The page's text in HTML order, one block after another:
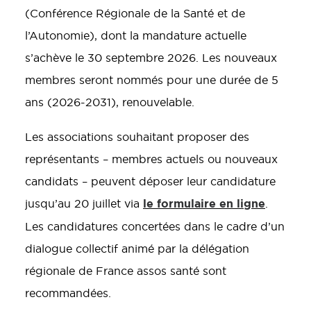
(Conférence Régionale de la Santé et de
l’Autonomie), dont la mandature actuelle
s’achève le 30 septembre 2026. Les nouveaux
membres seront nommés pour une durée de 5
ans (2026-2031), renouvelable.
Les associations souhaitant proposer des
représentants – membres actuels ou nouveaux
candidats – peuvent déposer leur candidature
jusqu’au 20 juillet via le formulaire en ligne
Les candidatures concertées dans le cadre d’un
dialogue collectif animé par la délégation
régionale de France assos santé sont
recommandées.